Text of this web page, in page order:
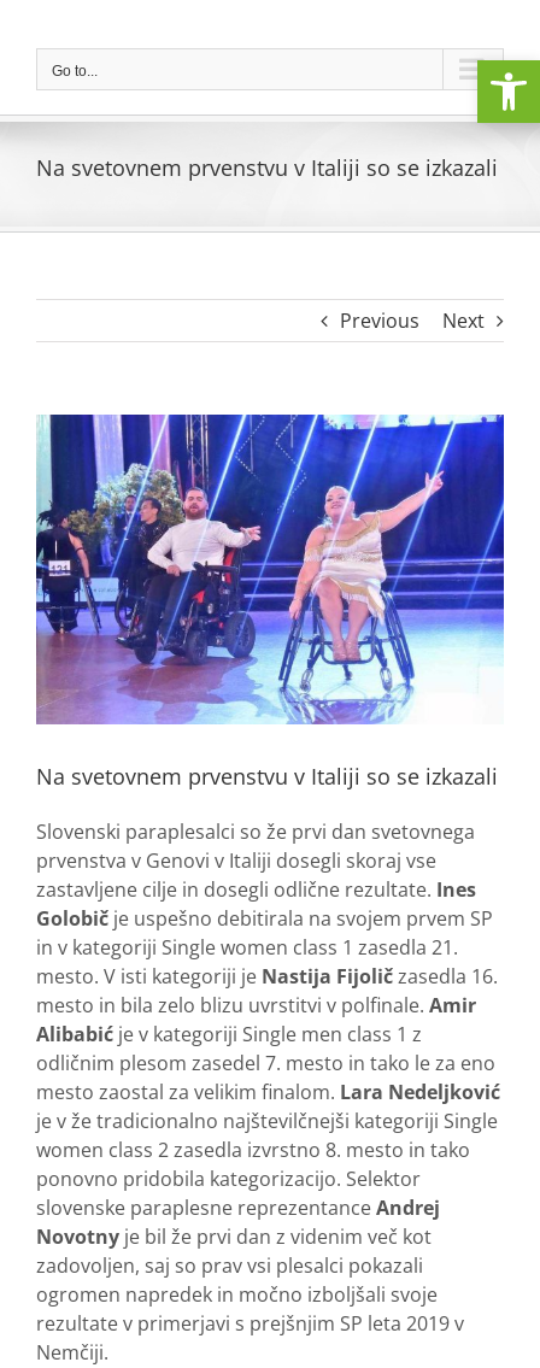
contentGo to...
Na svetovnem prvenstvu v Italiji so se izkazali
Previous Next
View
Larger
Image
Na svetovnem prvenstvu v Italiji so se izkazali
Slovenski paraplesalci so že prvi dan svetovnega
prvenstva v Genovi v Italiji dosegli skoraj vse
zastavljene cilje in dosegli odlične rezultate. Ines
Golobič je uspešno debitirala na svojem prvem SP
in v kategoriji Single women class 1 zasedla 21.
mesto. V isti kategoriji je Nastija Fijoličzasedla 16.
mesto in bila zelo blizu uvrstitvi v polfinale. Amir
Alibabić je v kategoriji Single men class 1 z
odličnim plesom zasedel 7. mesto in tako le za eno
mesto zaostal za velikim finalom. Lara Nedeljković
je v že tradicionalno najštevilčnejši kategoriji Single
women class 2 zasedla izvrstno 8. mesto in tako
ponovno pridobila kategorizacijo. Selektor
slovenske paraplesne reprezentanceAndrej
Novotny je bil že prvi dan z videnim več kot
zadovoljen, saj so prav vsi plesalci pokazali
ogromen napredek in močno izboljšali svoje
rezultate v primerjavi s prejšnjim SP leta 2019 v
Nemčiji.